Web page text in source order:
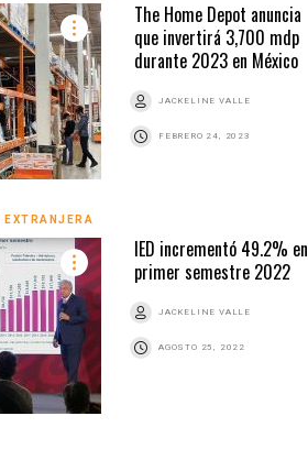
The Home Depot anuncia
que invertirá 3,700 mdp
durante 2023 en México
JACKELINE VALLE
FEBRERO 24, 2023
EXTRANJERA
IED incrementó 49.2% en
primer semestre 2022
JACKELINE VALLE
AGOSTO 25, 2022